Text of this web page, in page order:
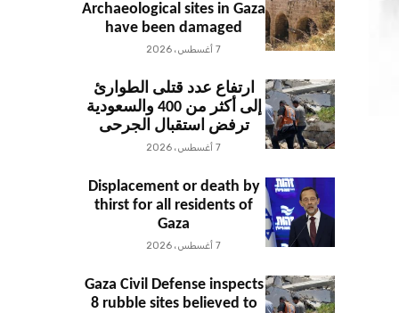
Archaeological sites in Gaza
have been damaged
7 أغسطس، 2026
ارتفاع عدد قتلى الطوارئ
إلى أكثر من 400 والسعودية
ترفض استقبال الجرحى
7 أغسطس، 2026
Displacement or death by
thirst for all residents of
Gaza
7 أغسطس، 2026
Gaza Civil Defense inspects
8 rubble sites believed to